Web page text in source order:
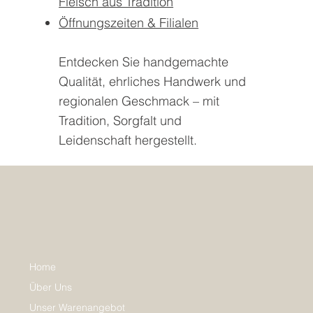
Öffnungszeiten & Filialen
Entdecken Sie handgemachte
Qualität, ehrliches Handwerk und
regionalen Geschmack – mit
Tradition, Sorgfalt und
Leidenschaft hergestellt.
Home
Über Uns
Unser Warenangebot